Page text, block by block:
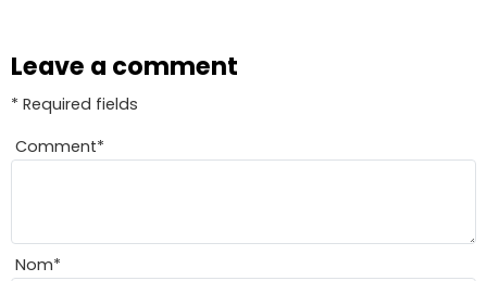
Leave a comment
* Required fields
Comment*
Nom*